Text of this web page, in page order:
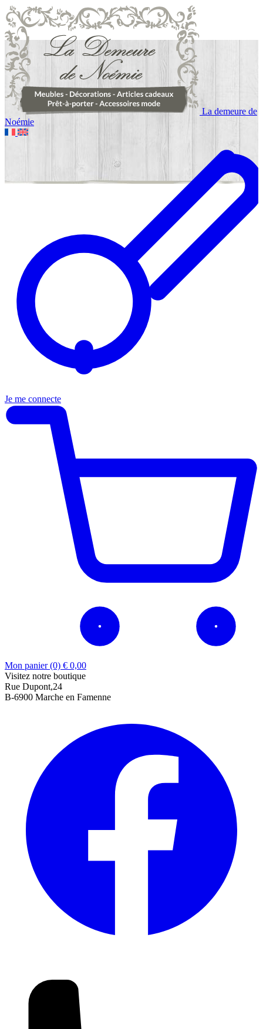
La demeure de
Noémie
Je me connecte
Mon panier (0) € 0,00
Visitez notre boutique
Rue Dupont,24
B-6900 Marche en Famenne